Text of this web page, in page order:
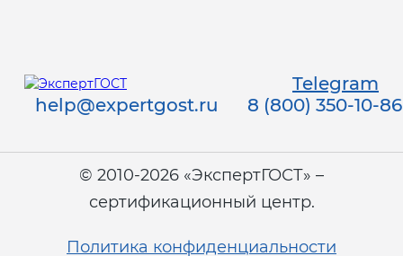
Telegram
help@expertgost.ru
8 (800) 350-10-86
© 2010-2026 «ЭкспертГОСТ» –
сертификационный центр.
Политика конфиденциальности